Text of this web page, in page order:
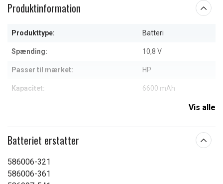
Produktinformation
Produkttype: Batteri
Spænding: 10,8 V
Passer til mærket: HP
Kapacitet: 6600 mAh
Vis alle
Batteriet erstatter
586006-321
586006-361